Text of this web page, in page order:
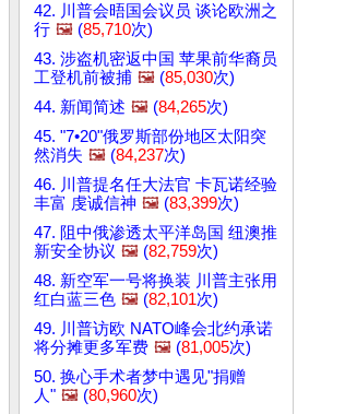
42. 川普会晤国会议员 谈论欧洲之
行 🖼️ (85,710次)
43. 涉盗机密返中国 苹果前华裔员
工登机前被捕 🖼️ (85,030次)
44. 新闻简述 🖼️ (84,265次)
45. "7•20"俄罗斯部份地区太阳突
然消失 🖼️ (84,237次)
46. 川普提名任大法官 卡瓦诺经验
丰富 虔诚信神 🖼️ (83,399次)
47. 阻中俄渗透太平洋岛国 纽澳推
新安全协议 🖼️ (82,759次)
48. 新空军一号将换装 川普主张用
红白蓝三色 🖼️ (82,101次)
49. 川普访欧 NATO峰会北约承诺
将分摊更多军费 🖼️ (81,005次)
50. 换心手术者梦中遇见"捐赠
人" 🖼️ (80,960次)